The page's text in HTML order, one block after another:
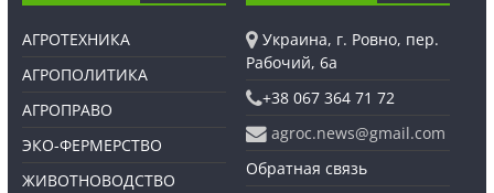
АГРОТЕХНИКА
АГРОПОЛИТИКА
АГРОПРАВО
ЭКО-ФЕРМЕРСТВО
ЖИВОТНОВОДСТВО
Украина, г. Ровно, пер.
Рабочий, 6а
+38 067 364 71 72
agroc.news@gmail.com
Обратная связь